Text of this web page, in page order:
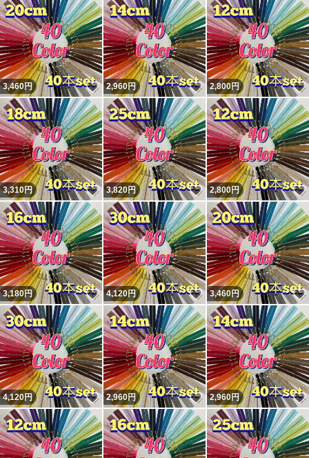
その他の商品と同梱の場合は−50円とさせていただきま
す。
新品未使用ですが素人保管ですので軽微なシワやキズがあ
る場合がございます。
予めご了承ください。
発送は最安値の方法です。
匿名配送をご希望の方は＋30円で承ります。
#Sewingハンドメイド
#玉付きファスナー
#金属ファスナー
3,460円 いいね！
2,960円 いいね！
2,800円
3,310円 いいね！
3,820円 いいね！
2,800円
3,180円 いいね！
4,120円 いいね！
3,460円
4,120円 いいね！
2,960円 いいね！
2,960円